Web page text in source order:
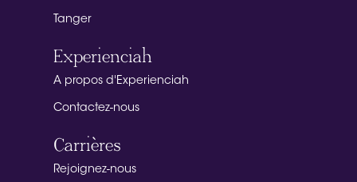
Tanger
Experienciah
A propos d'Experienciah
Contactez-nous
Carrières
Rejoignez-nous